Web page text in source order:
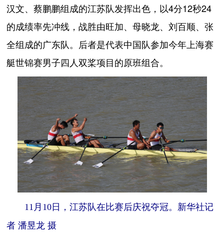
汉文、蔡鹏鹏组成的江苏队发挥出色，以4分12秒24
的成绩率先冲线，战胜由旺加、母晓龙、刘百顺、张
全组成的广东队。后者是代表中国队参加今年上海赛
艇世锦赛男子四人双桨项目的原班组合。
11月10日，江苏队在比赛后庆祝夺冠。新华社记
者 潘昱龙 摄